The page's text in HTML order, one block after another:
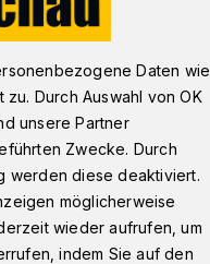
gesperrt​
Daten wie
Durch Auswahl von OK
unsere Partner
Zwecke. Durch
werden diese deaktiviert.
möglicherweise
wieder aufrufen, um
indem Sie auf den